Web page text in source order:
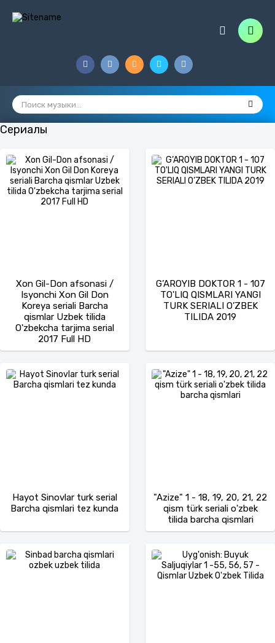
Сериалы
Xon Gil-Don afsonasi /
Isyonchi Xon Gil Don
Koreya seriali Barcha
qismlar Uzbek tilida
O'zbekcha tarjima serial
2017 Full HD
G’AROYIB DOKTOR 1 - 107
TO'LIQ QISMLARI YANGI
TURK SERIALI O’ZBEK
TILIDA 2019
Hayot Sinovlar turk serial
Barcha qismlari tez kunda
"Azize" 1 - 18, 19, 20, 21, 22
qism türk seriali o'zbek
tilida barcha qismlari